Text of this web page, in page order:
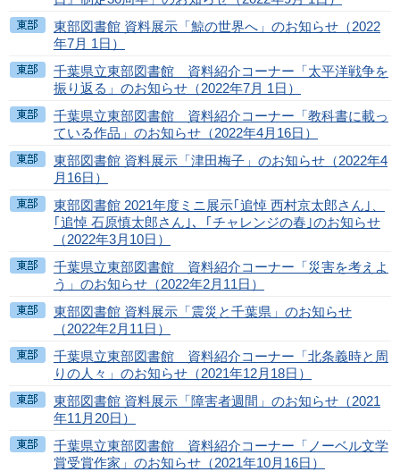
東部図書館 資料展示「鯨の世界へ」のお知らせ（2022
年7月 1日）
千葉県立東部図書館 資料紹介コーナー「太平洋戦争を
振り返る」のお知らせ（2022年7月 1日）
千葉県立東部図書館 資料紹介コーナー「教科書に載っ
ている作品」のお知らせ（2022年4月16日）
東部図書館 資料展示「津田梅子」のお知らせ（2022年4
月16日）
東部図書館 2021年度ミニ展示｢追悼 西村京太郎さん｣、
｢追悼 石原慎太郎さん｣、｢チャレンジの春｣のお知らせ
（2022年3月10日）
千葉県立東部図書館 資料紹介コーナー「災害を考えよ
う」のお知らせ（2022年2月11日）
東部図書館 資料展示「震災と千葉県」のお知らせ
（2022年2月11日）
千葉県立東部図書館 資料紹介コーナー「北条義時と周
りの人々」のお知らせ（2021年12月18日）
東部図書館 資料展示「障害者週間」のお知らせ（2021
年11月20日）
千葉県立東部図書館 資料紹介コーナー「ノーベル文学
賞受賞作家」のお知らせ（2021年10月16日）